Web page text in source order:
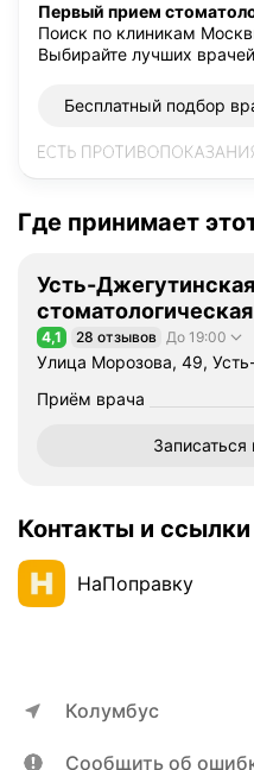
Первый прием
Поиск по клиникам
Выбирайте лучших
Бесплатный подбор
Где принимает
Усть-
Рейтинг 4,1 из 5
4,1 28 отзывов До 19:00
Улица Морозова, 49,
Приём врача
Контакты и ссылки
НаПоправку
Колумбус
Сообщить об